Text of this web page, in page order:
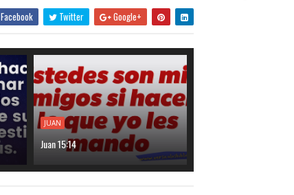
Facebook Twitter Google+
JUAN
Juan 15:14